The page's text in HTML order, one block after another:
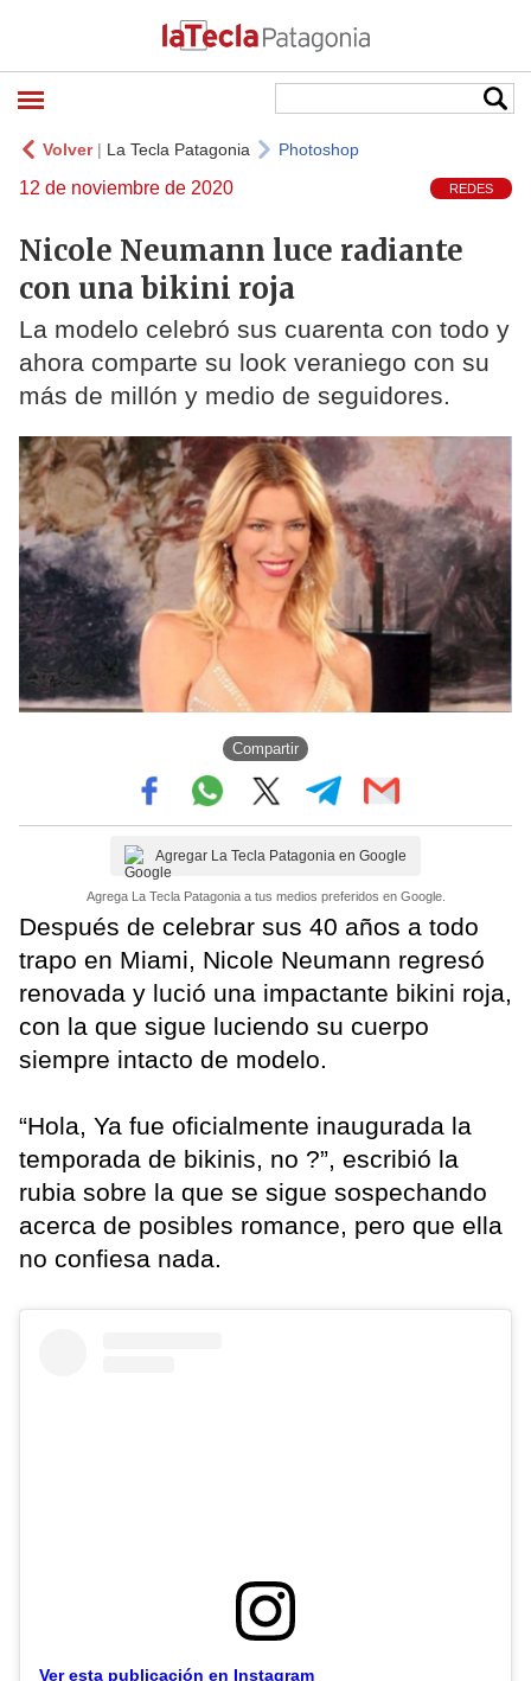
Volver| La Tecla Patagonia Photoshop
12 de noviembre de 2020 REDES
Nicole Neumann luce radiante
con una bikini roja
La modelo celebró sus cuarenta con todo y
ahora comparte su look veraniego con su
más de millón y medio de seguidores.
Compartir
Agregar La Tecla Patagonia en Google
Agrega La Tecla Patagonia a tus medios preferidos en Google.
Después de celebrar sus 40 años a todo
trapo en Miami, Nicole Neumann regresó
renovada y lució una impactante bikini roja,
con la que sigue luciendo su cuerpo
siempre intacto de modelo.
“Hola, Ya fue oficialmente inaugurada la
temporada de bikinis, no ?”, escribió la
rubia sobre la que se sigue sospechando
acerca de posibles romance, pero que ella
no confiesa nada.
Ver esta publicación en Instagram